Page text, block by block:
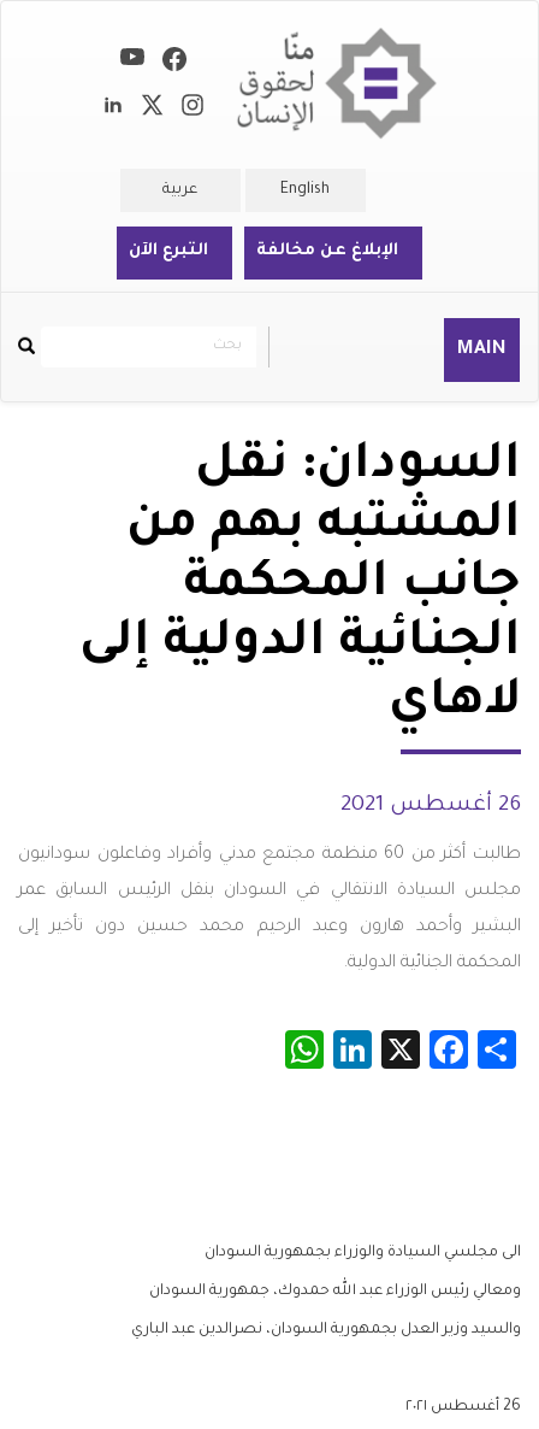
English عربية
الإبلاغ عن مخالفة التبرع الآن
MAIN
Rechercher
بحث
السودان: نقل
المشتبه بهم من
جانب المحكمة
الجنائية الدولية إلى
لاهاي
26 أغسطس 2021
طالبت أكثر من 60 منظمة مجتمع مدني وأفراد وفاعلون سودانيون
مجلس السيادة الانتقالي في السودان بنقل الرئيس السابق عمر
البشير وأحمد هارون وعبد الرحيم محمد حسين دون تأخير إلى
المحكمة الجنائية الدولية.
Share
Facebook
X
LinkedIn
الى مجلسي السيادة والوزراء بجمهورية السودان
ومعالي رئيس الوزراء عبد الله حمدوك، جمهورية السودان
والسيد وزير العدل بجمهورية السودان، نصرالدين عبد الباري
26 أغسطس ٢٠٢١